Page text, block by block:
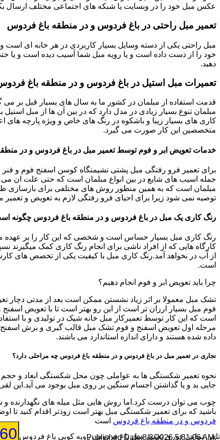
عکس مبل خود را در وبسایت یا شبکه های اجتماعی مختلف ارسال
تعمیر مبل راحتی در باغ فردوس و در منطقه باغ فردوس
مبل راحتی یکی از دسته وسایل بسیار کاربردی در هر خانه ای
خود را از دست داده است و یا رویه مبل شما آسیب دیده است و یا
دهید.
تعمیرات مبل استیل در باغ فردوس و در منطقه باغ
قدمت استفاده از مبلمان در کشور ما به سال های بسیار قبل بر می
مبلمان تنوع بسیار زیادی در مدل دارد که در بین آن ها از مبل
کاری های بسیار زیبا و باشکوه در رنگ های خاص و ویژه پارچه های
متخصصین این کار صورت می گیرد.
خدمات تعویض ابر و فوم توسط تعمیر مبل در باغ فردوس و در
برای تعمیر فرو رفتگی مبل پشتی نشیمنگاه کوسن اسفنج فوم و
جمله اسیب های شایع در بین انواع مبلمان است که حتی علت ان می
مبلمان است که به همین منظور روش های مختلفی برای بازسازی
توصیه نمی شود زیرا برای احیای فرو رفتگی لازم به تعویض و تعمیر
رنگ کاری یک مبل در باغ فردوس و در منطقه باغ فردوس چگونه
رنگ کاری مبل بسیار حساس است و شخصی که این کار را بر عهده
کارگاه هایی که از افراد ناشی برای انجام رنگ کاری کمک میگیرند
از آب در نخواهد آمد.رنگ کاری مبل با کیفیت یکی از تخصص های
است.
چرا باید تعویض ابر و فوم انجام دهیم؟
تشک مبل معمولا بر اثر زیاد نشستن ممکن است بعد از مدتی دچار
فوم مبل بسیار ارزان تر است از این رو بهتر است تا با تعویض
است که این کار توسط تعمیرکار مبل خانه شیک در تولیدی و با
مرحله اول تعویض اسفنج و فوم تشک مبل قالب گیری و برش اسفنج
داده شده هستند و دارای اندازه استاندارد می باشند.
نجاری در تعمیر مبل در باغ فردوس و در منطقه باغ فردوس چه مراحلی دارد؟
نحوه تعمیر شکستگی ها به عواملی چون محل شکستگی ابعاد و
جایی بد و یا گذاشتن اجسام سنگین بر روی مبل بوجود می آید.این
چوب می توان درست کرد.اما روش هایی مثل میله های نگهدارنده
باشید که برای تعمیر شکستگی مبل بهتر است زودتر اقدام کنید
فردوس و در منطقه باغ فردوس است
:Published Date:
8/8/2026 5:31:06 AM
تلفن تماس فوریتعمیر مبل باغ فردوس رویه کوبی باغ فردوس